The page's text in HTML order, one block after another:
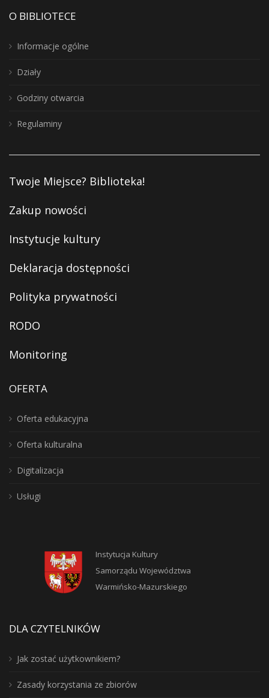
O BIBLIOTECE
Informacje ogólne
Działy
Godziny otwarcia
Regulaminy
Twoje Miejsce? Biblioteka!
Zakup nowości
Instytucje kultury
Deklaracja dostępności
Polityka prywatności
RODO
Monitoring
OFERTA
Oferta edukacyjna
Oferta kulturalna
Digitalizacja
Usługi
Instytucja Kultury
Samorządu Województwa
Warmińsko-Mazurskiego
DLA CZYTELNIKÓW
Jak zostać użytkownikiem?
Zasady korzystania ze zbiorów